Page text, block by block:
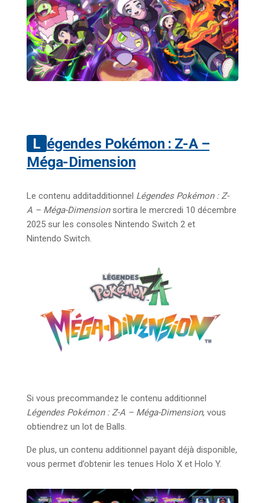
Légendes Pokémon : Z-A –
Méga-Dimension
Le contenu additadditionnel Légendes Pokémon : Z-
A – Méga-Dimensionsortira le mercredi 10 décembre
2025 sur les consoles Nintendo Switch 2 et
Nintendo Switch.
Si vous precommandez le contenu additionnel
Légendes Pokémon : Z-A – Méga-Dimension, vous
obtiendrez un lot de Balls.
De plus, un contenu additionnel payant déjà disponible,
vous permet d’obtenir les tenues Holo X et Holo Y.